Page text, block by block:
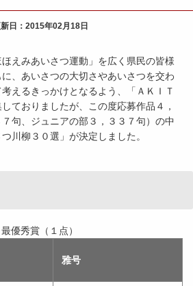
日： 2015年02月18日
えみあいさつ運動」を広く県民の皆様
、あいさつの大切さやあいさつを交わ
えるきっかけとなるよう、「ＡＫＩＴ
ておりましたが、この度応募作品４，
句、ジュニアの部３，３３７句）の中
川柳３０選」が決定しました。
最優秀賞（１点）
雅号